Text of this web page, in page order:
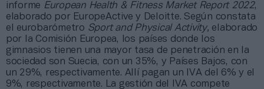
informe European Health & Fitness Market Report 2022,
elaborado por EuropeActive y Deloitte. Según constata
el eurobarómetro Sport and Physical Activity, elaborado
por la Comisión Europea, los países donde los
gimnasios tienen una mayor tasa de penetración en la
sociedad son Suecia, con un 35%, y Países Bajos, con
un 29%, respectivamente. Allí pagan un IVA del 6% y el
9%, respectivamente. La gestión del IVA compete